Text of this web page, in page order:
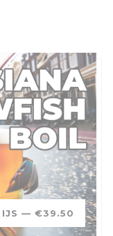
— €39.50